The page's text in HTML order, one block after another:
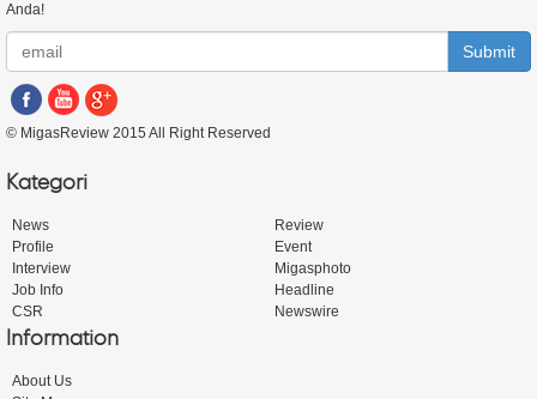
Anda!
Submit
© MigasReview 2015 All Right Reserved
Kategori
News
Review
Profile
Event
Interview
Migasphoto
Job Info
Headline
CSR
Newswire
Information
About Us